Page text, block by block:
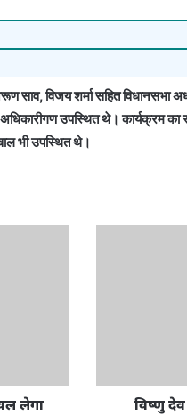
साव, विजय शर्मा सहित विधानसभा
अधिकारीगण उपस्थित थे।
भी उपस्थित थे।
लेगा
विष्णु